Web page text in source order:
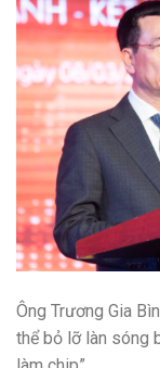
Ông Trương Gia
thể bỏ lỡ làn sóng